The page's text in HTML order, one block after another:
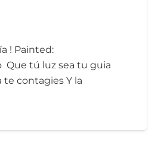
! Painted:
Que tú luz sea tu guia
te contagies Y la